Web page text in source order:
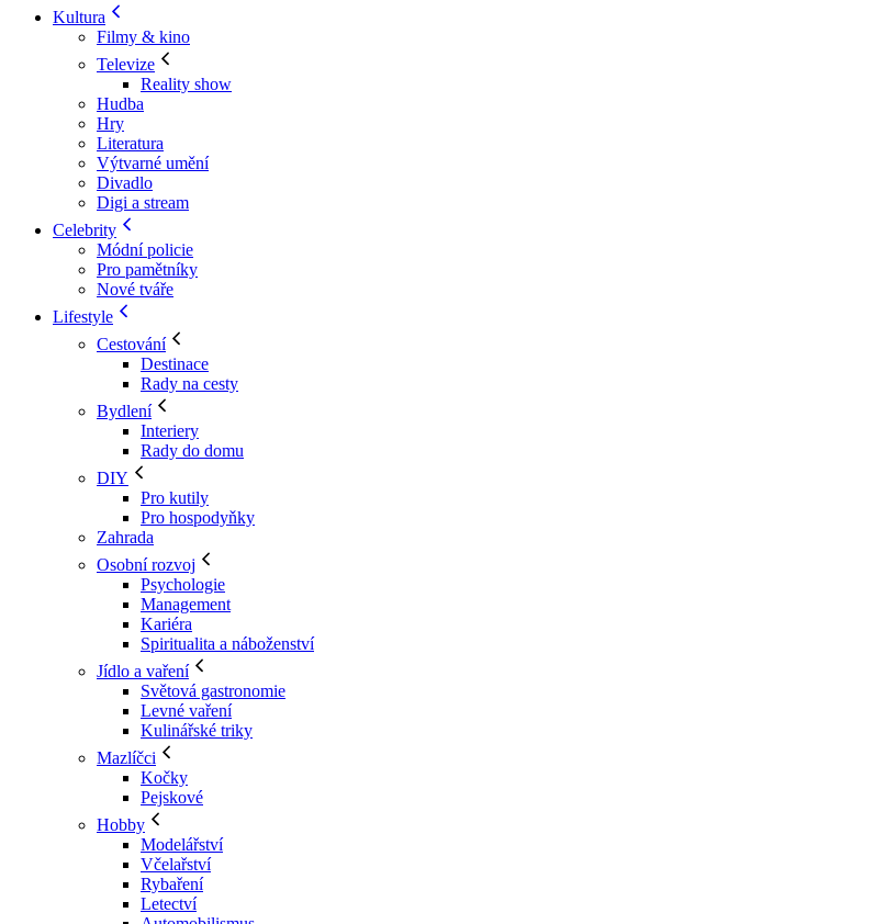
Kultura
Filmy & kino
Televize
Reality show
Hudba
Hry
Literatura
Výtvarné umění
Divadlo
Digi a stream
Celebrity
Módní policie
Pro pamětníky
Nové tváře
Lifestyle
Cestování
Destinace
Rady na cesty
Bydlení
Interiery
Rady do domu
DIY
Pro kutily
Pro hospodyňky
Zahrada
Osobní rozvoj
Psychologie
Management
Kariéra
Spiritualita a náboženství
Jídlo a vaření
Světová gastronomie
Levné vaření
Kulinářské triky
Mazlíčci
Kočky
Pejskové
Hobby
Modelářství
Včelařství
Rybaření
Letectví